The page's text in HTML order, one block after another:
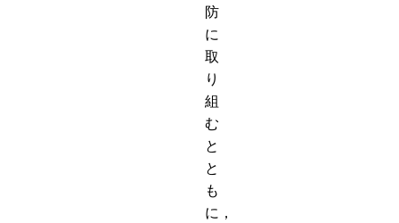
防
に
取
り
組
む
と
と
も
に，